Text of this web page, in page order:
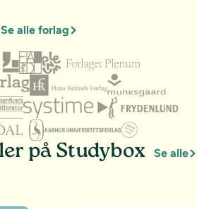
Se alle forlag
på Studybox Se alle